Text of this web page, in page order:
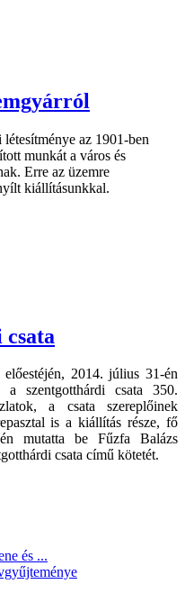
az 1901-ben
munkát a város és
Erre az üzemre
kiállításunkkal.
csata
2014. július 31-én
szentgotthárdi csata 350.
a csata szereplőinek
is a kiállítás része, fő
mutatta be Fűzfa Balázs
csata című kötetét.
és ...